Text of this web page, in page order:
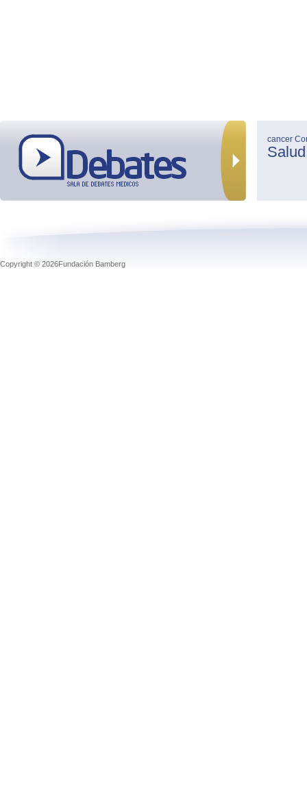
cancer
Salud
Copyright © 2026Fundación Bamberg